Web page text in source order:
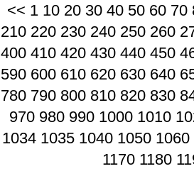
<< 1 10 20 30 40 50 60 70
210 220 230 240 250 260
400 410 420 430 440 450
590 600 610 620 630 640
780 790 800 810 820 830
970 980 990 1000 1010
1034 1035 1040 1050 1060
1170 1180